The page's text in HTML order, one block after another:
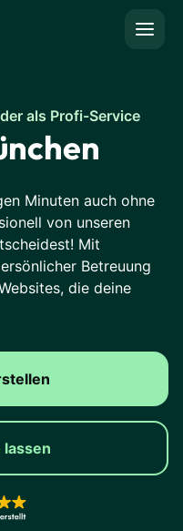
als Profi-Service
Minuten auch ohne
von unseren
Mit
Betreuung
die deine
lassen